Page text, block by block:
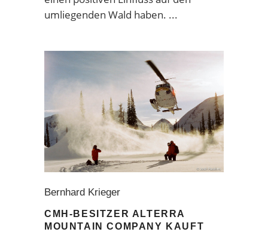
umliegenden Wald haben.
Bernhard Krieger
CMH-BESITZER ALTERRA
MOUNTAIN COMPANY KAUFT